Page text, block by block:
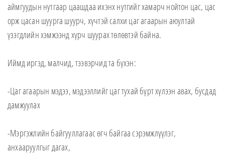
аймгуудын нутгаар цаашдаа ихэнх нутгийг хамарч нойтон цас, цас
орж цасан шуурга шуурч, хүчтэй салхи цаг агаарын аюултай
үзэгдлийн хэмжээнд хүрч шуурах төлөвтэй байна.
Иймд иргэд, малчид, тээвэрчид та бүхэн:
-Цаг агаарын мэдээ, мэдээллийг цаг тухай бүрт хүлээн авах, бусдад
дамжуулах
-Мэргэжлийн байгууллагаас өгч байгаа сэрэмжлүүлэг,
анхааруулгыг дагах,